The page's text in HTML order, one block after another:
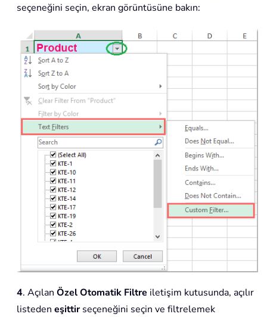
seçeneğini seçin, ekran görüntüsüne bakın:
4. Açılan Özel Otomatik Filtre iletişim kutusunda, açılır
listeden eşittirseçeneğini seçin ve filtrelemek